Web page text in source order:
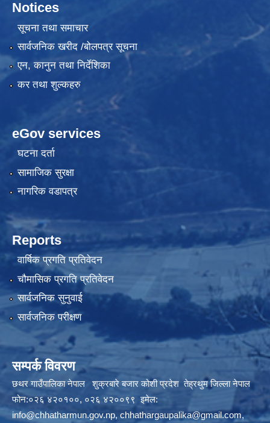
Notices
सूचना तथा समाचार
सार्वजनिक खरीद /बोलपत्र सूचना
एन, कानुन तथा निर्देशिका
कर तथा शुल्कहरु
eGov services
घटना दर्ता
सामाजिक सुरक्षा
नागरिक वडापत्र
Reports
वार्षिक प्रगति प्रतिवेदन
चौमासिक प्रगति प्रतिवेदन
सार्वजनिक सुनुवाई
सार्वजनिक परीक्षण
सम्पर्क विवरण
छथर गाउँपालिका नेपाल शुक्रबारे बजार कोशी प्रदेश तेह्रथुम जिल्ला नेपाल
फोन:०२६ ४२०१००, ०२६ ४२००९९ इमेल:
info@chhatharmun.gov.np, chhathargaupalika@gmail.com,